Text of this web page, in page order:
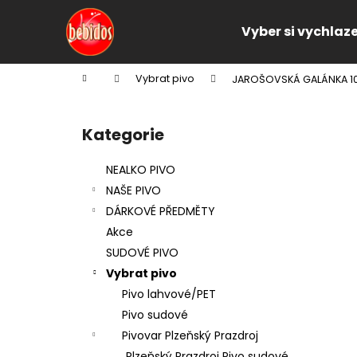
Vyber si
Domů Vybrat pivo JAROŠOVSKÁ GALÁNKA
Přeskočit
kategorie
Kategorie
NEALKO PIVO
NAŠE PIVO
DÁRKOVÉ PŘEDMĚTY
Akce
SUDOVÉ PIVO
Vybrat pivo
Pivo lahvové/PET
Pivo sudové
Pivovar Plzeňský Prazdroj
í
Zpět
do
Zpět
do